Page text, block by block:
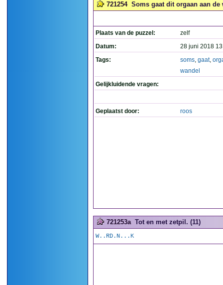
721254 Soms gaat dit orgaan aan de
Plaats van de puzzel:
zelf
Datum:
28 juni 2018
Tags:
soms, gaat,
wandel
Gelijkluidende vragen:
Geplaatst door: roos
721253a Tot en met zetpil. (11)
W..RD.N...K